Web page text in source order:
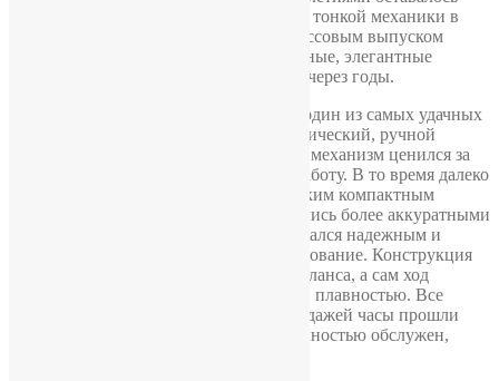
одним из крупнейших производителей тонкой механики в
СССР. Завод прославился не только массовым выпуском
часов, но и умением создавать аккуратные, элегантные
модели, которые хорошо смотрелись и через годы.
Внутри установлен механизм 2209 — один из самых удачных
советских калибров. Полностью механический, ручной
сборки, на 23 рубиновых камнях. Этот механизм ценился за
тонкость конструкции и стабильную работу. В то время далеко
не каждые часы могли похвастаться таким компактным
калибром, поэтому модели 2209 считались более аккуратными
и изящными. При этом механизм оставался надежным и
хорошо переносил ежедневное использование. Конструкция
оснащена противоударной системой баланса, а сам ход
отличается ровной работой и приятной плавностью. Все
детали здесь оригинальные. Перед продажей часы прошли
профилактику у мастера: механизм полностью обслужен,